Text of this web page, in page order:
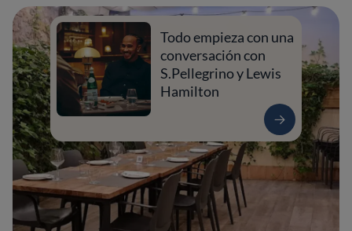
Todo empieza con una
conversación con
S.Pellegrino y Lewis
Hamilton